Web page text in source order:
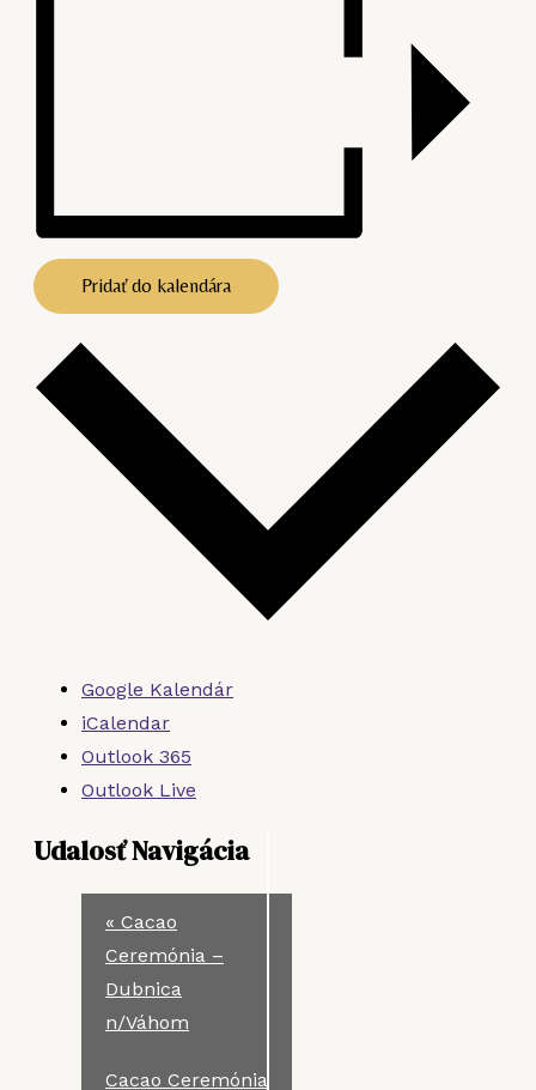
Pridať do kalendára
Google Kalendár
iCalendar
Outlook 365
Outlook Live
Udalosť Navigácia
« Cacao
Ceremónia –
Dubnica
n/Váhom
Cacao Ceremónia